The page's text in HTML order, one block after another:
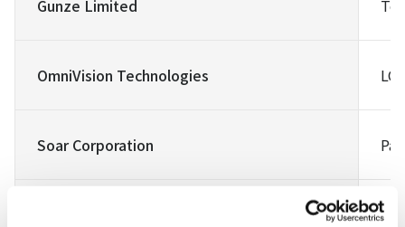
Gunze Limited
OmniVision Technologies
Soar Corporation